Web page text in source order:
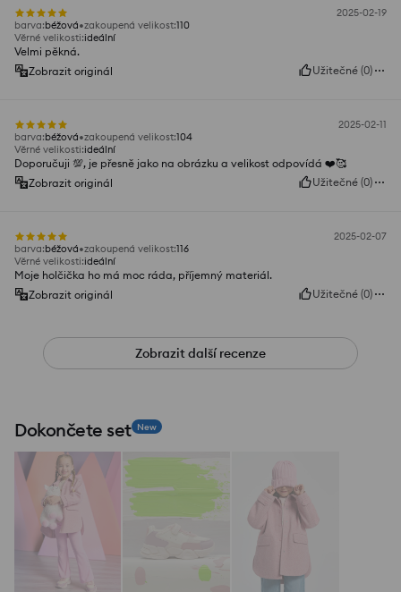
2025-02-19
barva:béžová zakoupená velikost:110
Věrné velikosti:ideální
Velmi pěkná.
Zobrazit originál
Užitečné (0)
2025-02-11
barva:béžová zakoupená velikost:104
Věrné velikosti:ideální
Doporučuji 💯, je přesně jako na obrázku a velikost odpovídá ❤️🥰
Zobrazit originál
Užitečné (0)
2025-02-07
barva:béžová zakoupená velikost:116
Věrné velikosti:ideální
Moje holčička ho má moc ráda, příjemný materiál.
Zobrazit originál
Užitečné (0)
Zobrazit další recenze
Dokončete set New